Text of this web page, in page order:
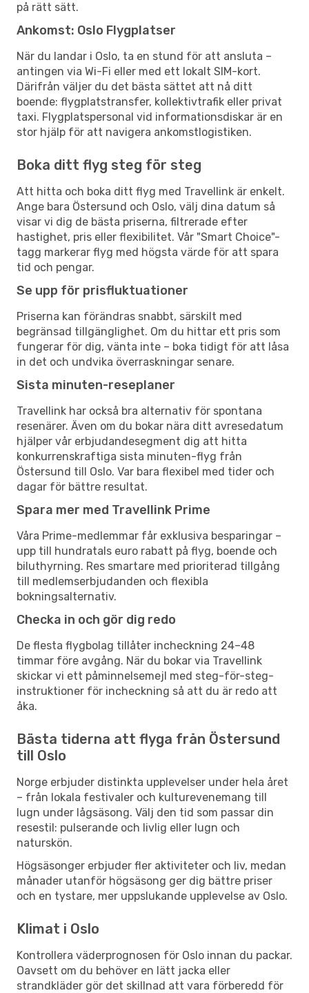
på rätt sätt.
Ankomst: Oslo Flygplatser
När du landar i Oslo, ta en stund för att ansluta –
antingen via Wi-Fi eller med ett lokalt SIM-kort.
Därifrån väljer du det bästa sättet att nå ditt
boende: flygplatstransfer, kollektivtrafik eller privat
taxi. Flygplatspersonal vid informationsdiskar är en
stor hjälp för att navigera ankomstlogistiken.
Boka ditt flyg steg för steg
Att hitta och boka ditt flyg med Travellink är enkelt.
Ange bara Östersund och Oslo, välj dina datum så
visar vi dig de bästa priserna, filtrerade efter
hastighet, pris eller flexibilitet. Vår "Smart Choice"-
tagg markerar flyg med högsta värde för att spara
tid och pengar.
Se upp för prisfluktuationer
Priserna kan förändras snabbt, särskilt med
begränsad tillgänglighet. Om du hittar ett pris som
fungerar för dig, vänta inte – boka tidigt för att låsa
in det och undvika överraskningar senare.
Sista minuten-reseplaner
Travellink har också bra alternativ för spontana
resenärer. Även om du bokar nära ditt avresedatum
hjälper vår erbjudandesegment dig att hitta
konkurrenskraftiga sista minuten-flyg från
Östersund till Oslo. Var bara flexibel med tider och
dagar för bättre resultat.
Spara mer med Travellink Prime
Våra Prime-medlemmar får exklusiva besparingar –
upp till hundratals euro rabatt på flyg, boende och
biluthyrning. Res smartare med prioriterad tillgång
till medlemserbjudanden och flexibla
bokningsalternativ.
Checka in och gör dig redo
De flesta flygbolag tillåter incheckning 24–48
timmar före avgång. När du bokar via Travellink
skickar vi ett påminnelsemejl med steg-för-steg-
instruktioner för incheckning så att du är redo att
åka.
Bästa tiderna att flyga från Östersund
till Oslo
Norge erbjuder distinkta upplevelser under hela året
– från lokala festivaler och kulturevenemang till
lugn under lågsäsong. Välj den tid som passar din
resestil: pulserande och livlig eller lugn och
naturskön.
Högsäsonger erbjuder fler aktiviteter och liv, medan
månader utanför högsäsong ger dig bättre priser
och en tystare, mer uppslukande upplevelse av Oslo.
Klimat i Oslo
Kontrollera väderprognosen för Oslo innan du packar.
Oavsett om du behöver en lätt jacka eller
strandkläder gör det skillnad att vara förberedd för